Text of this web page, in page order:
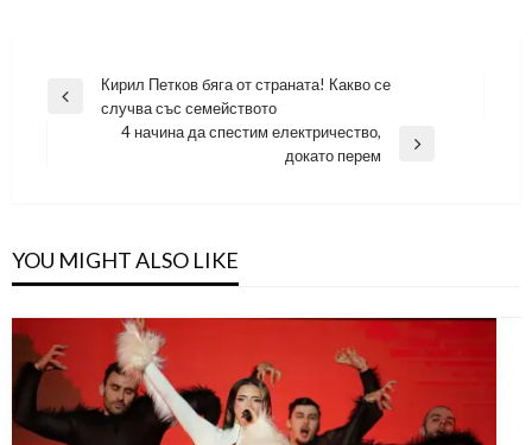
Навигация
Previous
Кирил Петков бяга от страната! Какво се
случва със семейството
4 начина да спестим електричество,
докато перем
YOU MIGHT ALSO LIKE